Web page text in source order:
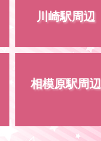
川崎駅周辺
相模原駅周辺